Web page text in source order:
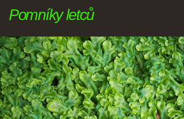
Pomníky letců